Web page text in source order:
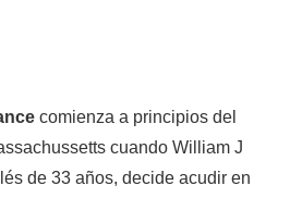
comienza a principios del
cuando William J
de 33 años, decide acudir en